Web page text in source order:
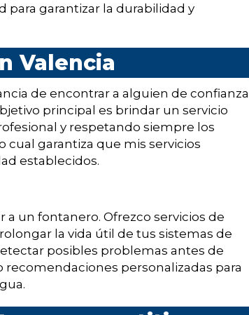
para garantizar la durabilidad y
Valencia
de encontrar a alguien de confianza
principal es brindar un servicio
y respetando siempre los
cual garantiza que mis servicios
establecidos.
un fontanero. Ofrezco servicios de
la vida útil de tus sistemas de
posibles problemas antes de
recomendaciones personalizadas para